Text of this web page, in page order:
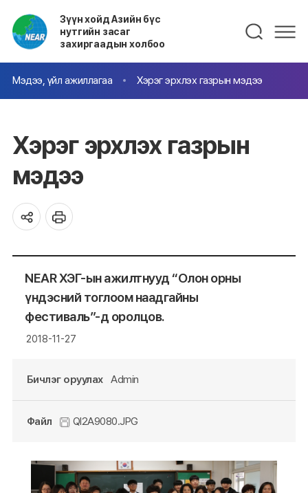
Зүүн хойд Азийн бүс
нутгийн засаг
захиргаадын холбоо
Мэдээ, үйл ажиллагаа Хэрэг эрхлэх газрын мэдээ
Хэрэг эрхлэх газрын
мэдээ
NEAR ХЭГ-ын ажилтнууд “Олон орны
үндэсний тоглоом наадгайны
фестиваль”-д оролцов.
2018-11-27
Бичлэг оруулах Admin
Файл QI2A9080.JPG